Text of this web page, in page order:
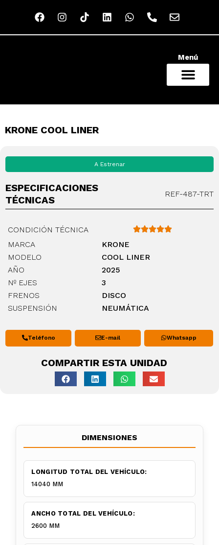
Menú
KRONE COOL LINER
A Estrenar
ESPECIFICACIONES
TÉCNICAS
REF-487-TRT
CONDICIÓN TÉCNICA
MARCA
KRONE
MODELO
COOL LINER
AÑO
2025
Nº EJES
3
FRENOS
DISCO
SUSPENSIÓN
NEUMÁTICA
Teléfono E-mail Whatsapp
COMPARTIR ESTA UNIDAD
DIMENSIONES
LONGITUD TOTAL DEL VEHÍCULO:
14040 MM
ANCHO TOTAL DEL VEHÍCULO:
2600 MM